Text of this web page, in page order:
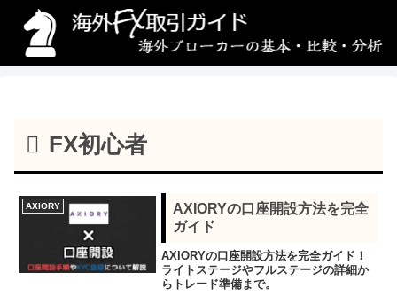
FX初心者
AXIORY
AXIORYの口座開設方法を完全
ガイド
AXIORYの口座開設方法を完全ガイド！
ライトステージやフルステージの詳細か
らトレード準備まで。